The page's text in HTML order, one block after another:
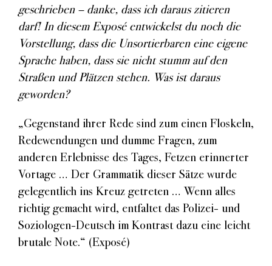
geschrieben – danke, dass ich daraus zitieren
darf! In diesem Exposé entwickelst du noch die
Vorstellung, dass die Unsortierbaren eine eigene
Sprache haben, dass sie nicht stumm auf den
Straßen und Plätzen stehen. Was ist daraus
geworden?
„Gegenstand ihrer Rede sind zum einen Floskeln,
Redewendungen und dumme Fragen, zum
anderen Erlebnisse des Tages, Fetzen erinnerter
Vortage … Der Grammatik dieser Sätze wurde
gelegentlich ins Kreuz getreten … Wenn alles
richtig gemacht wird, entfaltet das Polizei- und
Soziologen-Deutsch im Kontrast dazu eine leicht
brutale Note.“ (Exposé)